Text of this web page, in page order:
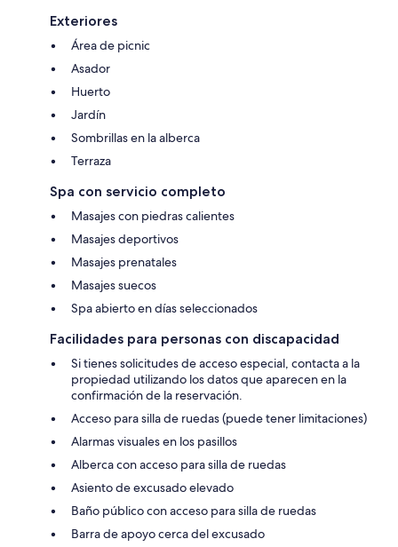
Exteriores
Área de picnic
Asador
Huerto
Jardín
Sombrillas en la alberca
Terraza
Spa con servicio completo
Masajes con piedras calientes
Masajes deportivos
Masajes prenatales
Masajes suecos
Spa abierto en días seleccionados
Facilidades para personas con discapacidad
Si tienes solicitudes de acceso especial, contacta a la
propiedad utilizando los datos que aparecen en la
confirmación de la reservación.
Acceso para silla de ruedas (puede tener limitaciones)
Alarmas visuales en los pasillos
Alberca con acceso para silla de ruedas
Asiento de excusado elevado
Baño público con acceso para silla de ruedas
Barra de apoyo cerca del excusado